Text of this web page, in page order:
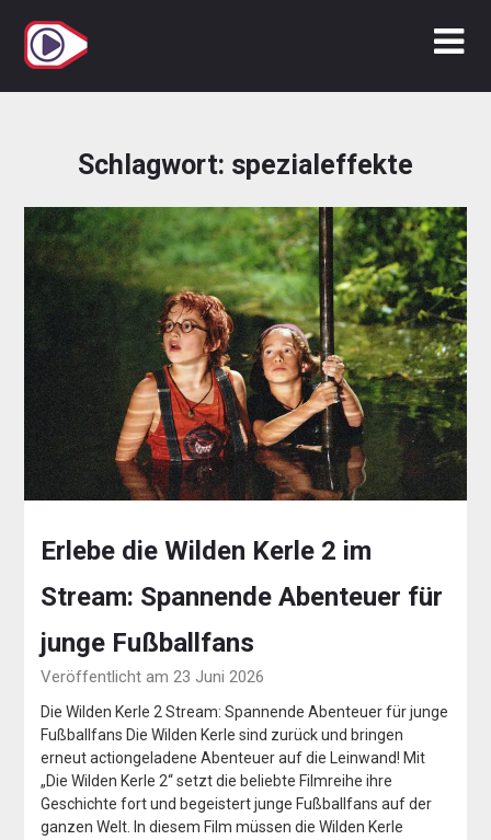
Inhalt
springen
Schlagwort: spezialeffekte
Erlebe die Wilden Kerle 2 im
Stream: Spannende Abenteuer für
junge Fußballfans
Veröffentlicht am 23 Juni 2026
Die Wilden Kerle 2 Stream: Spannende Abenteuer für junge
Fußballfans Die Wilden Kerle sind zurück und bringen
erneut actiongeladene Abenteuer auf die Leinwand! Mit
„Die Wilden Kerle 2“ setzt die beliebte Filmreihe ihre
Geschichte fort und begeistert junge Fußballfans auf der
ganzen Welt. In diesem Film müssen die Wilden Kerle